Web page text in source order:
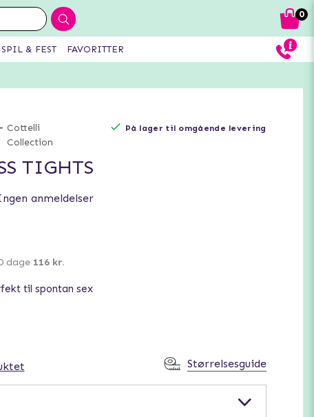
- Cottelli
Collection
På lager til omgående levering
TIGHTS
anmeldelser
dage 116 kr.
til spontan sex
Størrelsesguide
0
& FEST FAVORITTER